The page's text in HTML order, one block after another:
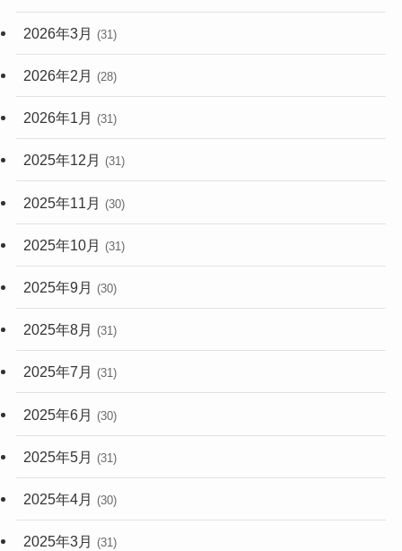
2026年3月 (31)
2026年2月 (28)
2026年1月 (31)
2025年12月 (31)
2025年11月 (30)
2025年10月 (31)
2025年9月 (30)
2025年8月 (31)
2025年7月 (31)
2025年6月 (30)
2025年5月 (31)
2025年4月 (30)
2025年3月 (31)